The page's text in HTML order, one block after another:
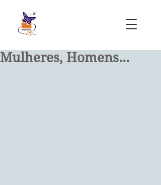
Mulheres, Homens...